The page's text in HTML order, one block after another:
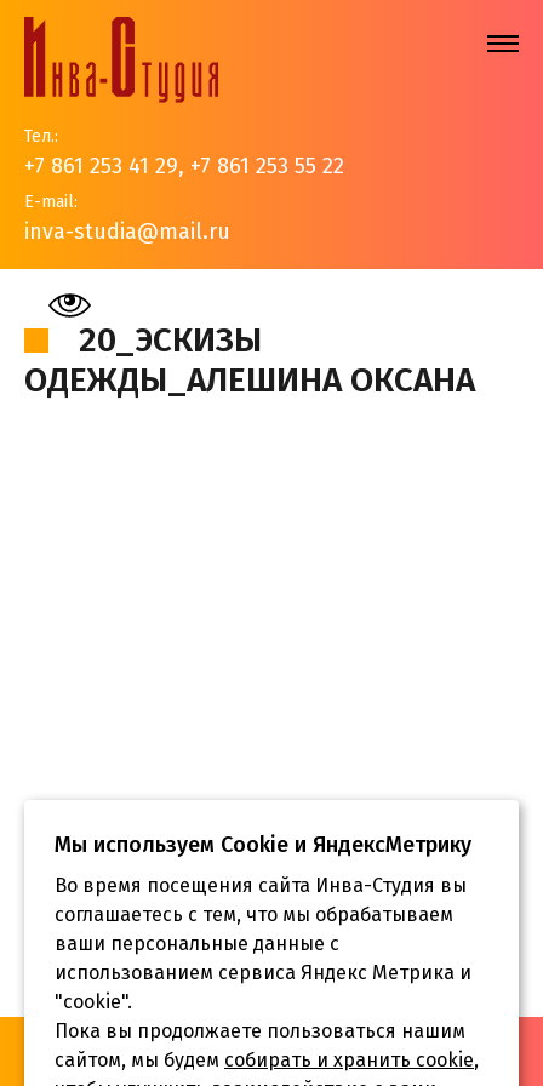
Тел.:
+7 861 253 41 29, +7 861 253 55 22
E-mail:
inva-studia@mail.ru
На главную > Наши работы > Авторские работы >
20_ЭСКИЗЫ
ОДЕЖДЫ_АЛЕШИНА ОКСАНА
«Инва-Студия. Академия. Центр социальной реабилитации»,
© 2026 г.
Мы используем Сookie и ЯндексМетрику
Во время посещения сайта Инва-Студия вы
соглашаетесь с тем, что мы обрабатываем
ваши персональные данные с
использованием сервиса Яндекс Метрика и
"cookie".
Пока вы продолжаете пользоваться нашим
сайтом, мы будем собирать и хранить cookie,